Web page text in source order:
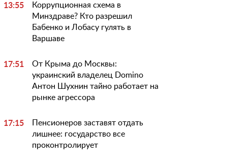
13:55
Коррупционная схема в
Минздраве? Кто разрешил
Бабенко и Лобасу гулять в
Варшаве
17:51
От Крыма до Москвы:
украинский владелец Domino
Антон Шухнин тайно работает на
рынке агрессора
17:15
Пенсионеров заставят отдать
лишнее: государство все
проконтролирует